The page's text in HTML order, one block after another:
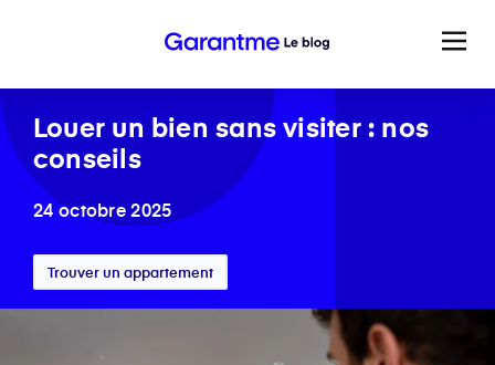
Louer un bien sans visiter : nos
conseils
24 octobre 2025
Trouver un appartement